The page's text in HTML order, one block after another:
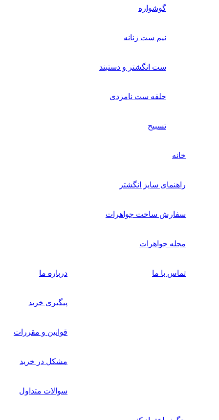
گوشواره
نیم ست زنانه
ست انگشتر و دستبند
حلقه ست نامزدی
تسبیح
خانه
راهنمای سایز انگشتر
سفارش ساخت جواهرات
مجله جواهرات
تماس با ما درباره ما
پیگیری خرید
قوانین و مقررات
مشکل در خرید
سوالات متداول